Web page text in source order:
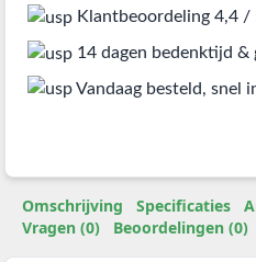
Klantbeoordeling 4,4 /
14 dagen bedenktijd
Vandaag besteld, snel
Omschrijving Specificaties
Vragen (0)
Beoordelingen (0)